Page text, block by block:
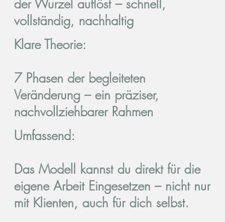
der Wurzel auflöst – schnell,
vollständig, nachhaltig
Klare Theorie:
7 Phasen der begleiteten
Veränderung – ein präziser,
nachvollziehbarer Rahmen
Umfassend:
Das Modell kannst du direkt für die
eigene Arbeit Eingesetzen – nicht nur
mit Klienten, auch für dich selbst.